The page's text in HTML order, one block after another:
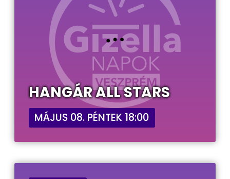
HANGÁR ALL STARS
MÁJUS 08. PÉNTEK 18:00